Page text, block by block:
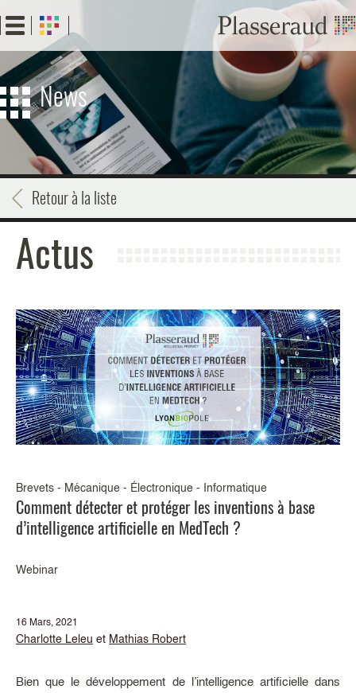
au
contenu
principal
News
Retour à la liste
Actus
Brevets - Mécanique - Électronique - Informatique
Comment détecter et protéger les inventions à base
d’intelligence artificielle en MedTech ?
Webinar
16 Mars, 2021
Charlotte Leleu et Mathias Robert
Bien que le développement de l’intelligence artificielle dans